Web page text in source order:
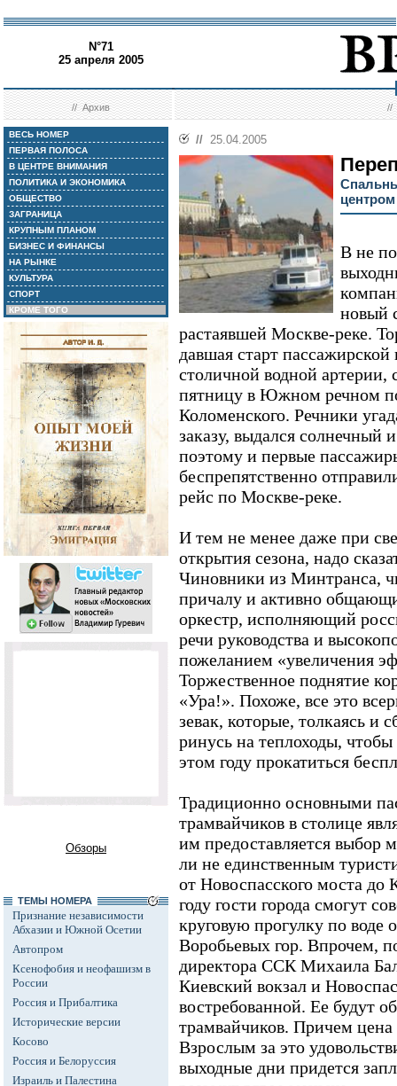
N°71
25 апреля 2005
//Архив //
ВЕСЬ НОМЕР
ПЕРВАЯ ПОЛОСА
В ЦЕНТРЕ ВНИМАНИЯ
ПОЛИТИКА И ЭКОНОМИКА
ОБЩЕСТВО
ЗАГРАНИЦА
КРУПНЫМ ПЛАНОМ
БИЗНЕС И ФИНАНСЫ
НА РЫНКЕ
КУЛЬТУРА
СПОРТ
КРОМЕ ТОГО
Обзоры
ТЕМЫ НОМЕРА
Признание независимости
Абхазии и Южной Осетии
Автопром
Ксенофобия и неофашизм в
России
Россия и Прибалтика
Исторические версии
Косово
Россия и Белоруссия
Израиль и Палестина
// 25.04.2005
В не
новый
растаявшей Москве-реке.
давшая старт
столичной водной
пятницу в Южном речном
Коломенского. Речники
заказу, выдался солнечный
поэтому и первые
беспрепятственно
рейс по Москве-реке.
И тем не менее даже при
открытия сезона, надо
Чиновники из Минтранса,
причалу и активно
оркестр, исполняющий
речи руководства и
пожеланием «увеличения
Торжественное поднятие
«Ура!». Похоже, все это
зевак, которые, толкаясь и
ринусь на теплоходы,
этом году прокатиться
Традиционно основными
трамвайчиков в столице
им предоставляется выбор
ли не единственным
от Новоспасского моста до
году гости города смогут
круговую прогулку по воде
Воробьевых гор. Впрочем,
директора ССК Михаила
Киевский вокзал и
востребованной. Ее будут
трамвайчиков. Причем
Взрослым за это
выходные дни придется